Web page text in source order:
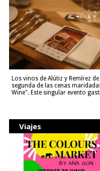
Los vinos de Alútiz y Remírez
segunda de las cenas
Wine". Este singular evento
Viajes